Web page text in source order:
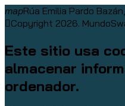
mapRúa Emilia Pardo
Copyright 2026.
Este sitio usa
almacenar
ordenador.